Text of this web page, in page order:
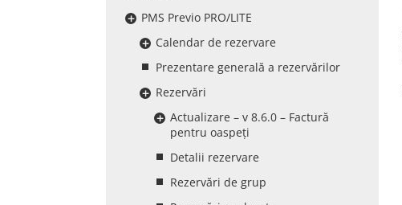
PMS Previo PRO/LITE
Calendar de rezervare
Prezentare generală a rezervărilor
Rezervări
Actualizare – v 8.6.0 – Factură
pentru oaspeți
Detalii rezervare
Rezervări de grup